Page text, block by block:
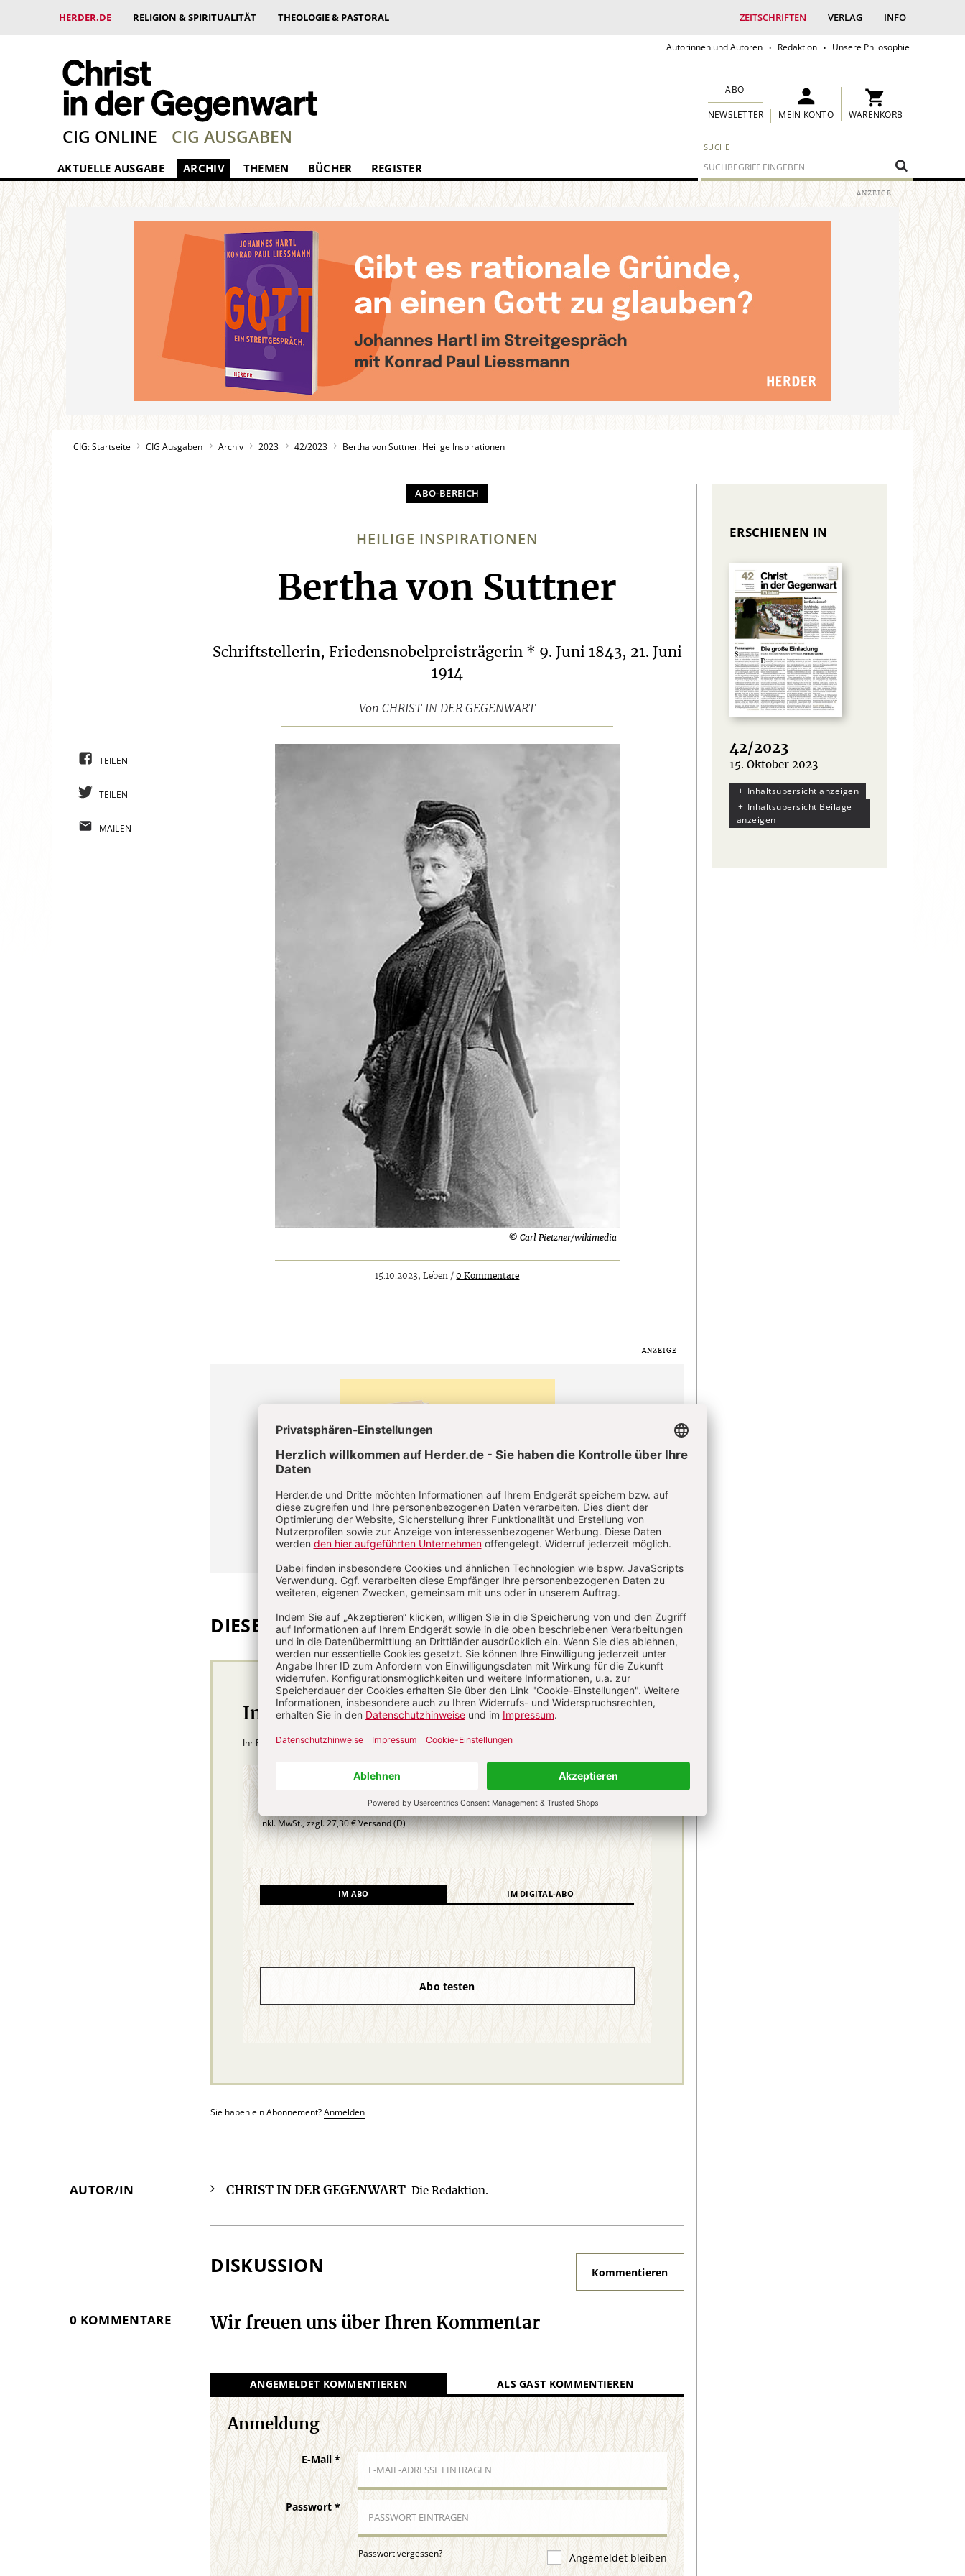
HERDER.DE RELIGION & SPIRITUALITÄT THEOLOGIE & PASTORAL ZEITSCHRIFTEN VERLAG INFO
Autorinnen und Autoren Redaktion Unsere Philosophie
SUCHE
ABO
NEWSLETTER MEIN KONTO WARENKORB
CIG ONLINE CIG AUSGABEN
AKTUELLE AUSGABE ARCHIV THEMEN BÜCHER REGISTER
CIG: Startseite CIG Ausgaben Archiv 2023 42/2023 Bertha von Suttner. Heilige Inspirationen
HEILIGE INSPIRATIONEN
:
Bertha von Suttner
Schriftstellerin, Friedensnobelpreisträgerin * 9. Juni 1843, 21. Juni
1914
Von CHRIST IN DER GEGENWART
© Carl Pietzner/wikimedia
15.10.2023, Leben /0 Kommentare
DIESEN ARTIKEL JETZT LESEN!
Im Abo
Ihr Plus: Zugriff auch auf alle anderen Artikel im Abo-Bereich
75,40 € für 26 Ausgaben pro Halbjahr + Digitalzugang
inkl. MwSt., zzgl. 27,30 € Versand (D)
IM ABO IM DIGITAL-ABO
Abo testen
Sie haben ein Abonnement?Anmelden
TEILEN
TEILEN
MAILEN
Überschrift
AUTOR/IN CHRIST IN DER GEGENWART Die Redaktion.
DISKUSSION Kommentieren
0 KOMMENTARE Wir freuen uns über Ihren Kommentar
ANGEMELDET KOMMENTIEREN ALS GAST KOMMENTIEREN
Anmeldung
E-Mail *
Passwort*
Passwort vergessen? Angemeldet bleiben
ERSCHIENEN IN
42/2023
:
15. Oktober 2023
Inhaltsübersicht anzeigen
Inhaltsübersicht Beilage
anzeigen